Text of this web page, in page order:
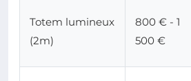
Totem lumineux
(2m)
800 € - 1
500 €